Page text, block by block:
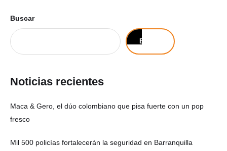
Buscar
Buscar
Noticias recientes
Maca & Gero, el dúo colombiano que pisa fuerte con un pop
fresco
Mil 500 policías fortalecerán la seguridad en Barranquilla